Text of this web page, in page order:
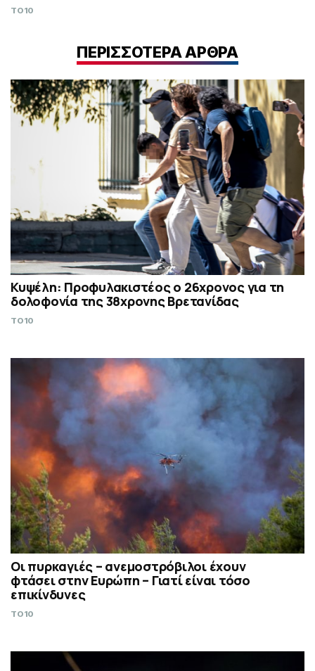
TO10
ΠΕΡΙΣΣΟΤΕΡΑ ΑΡΘΡΑ
Κυψέλη: Προφυλακιστέος ο 26χρονος για τη
δολοφονία της 38χρονης Βρετανίδας
TO10
Οι πυρκαγιές – ανεμοστρόβιλοι έχουν
φτάσει στην Ευρώπη – Γιατί είναι τόσο
επικίνδυνες
TO10